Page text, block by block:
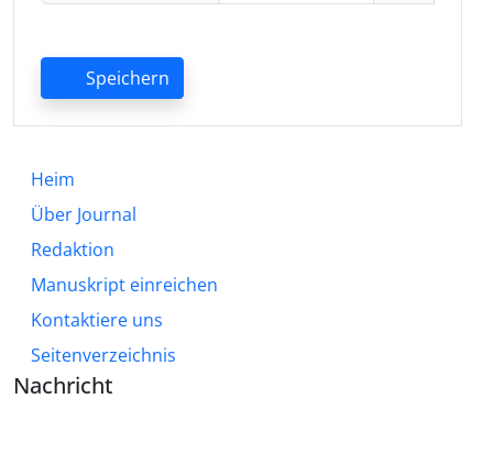
Speichern
Heim
Über Journal
Redaktion
Manuskript einreichen
Kontaktiere uns
Seitenverzeichnis
Nachricht